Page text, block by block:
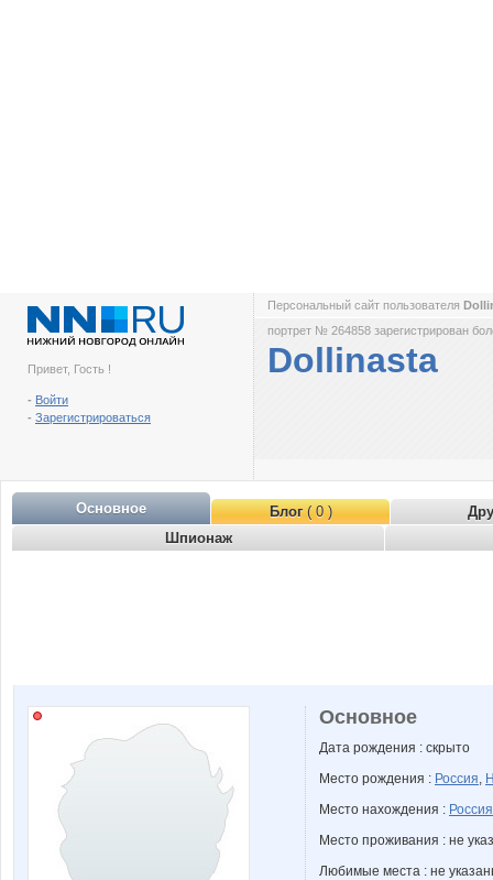
Привет, Гость !
- Войти
- Зарегистрироваться
Персональный сайт пользователя
портрет № 264858 зарегистрирован
Dollinasta
Основное Блог( 0 )
Шпионаж
Основное
Дата рождения : скрыто
Место рождения : Россия,
Место нахождения : Россия
Место проживания : не
Любимые места : не